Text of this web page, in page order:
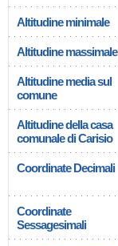
Altitudine minimale
Altitudine massimale
Altitudine media sul
comune
Altitudine della casa
comunale di Carisio
Coordinate Decimali
Coordinate
Sessagesimali